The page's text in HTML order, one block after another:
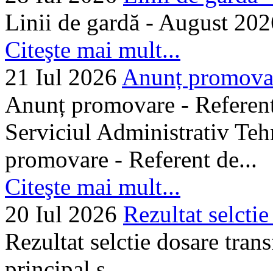
Linii de gardă - August
Citeşte mai mult...
21 Iul 2026 Anunț
Anunț promovare -
Serviciul Administrativ
promovare - Referent de...
Citeşte mai mult...
20 Iul 2026 Rezultat
Rezultat selctie dosare